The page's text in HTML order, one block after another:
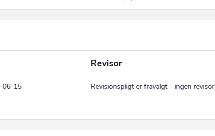
06-15
Revisor
Revisionspligt er fravalgt - ingen revisor